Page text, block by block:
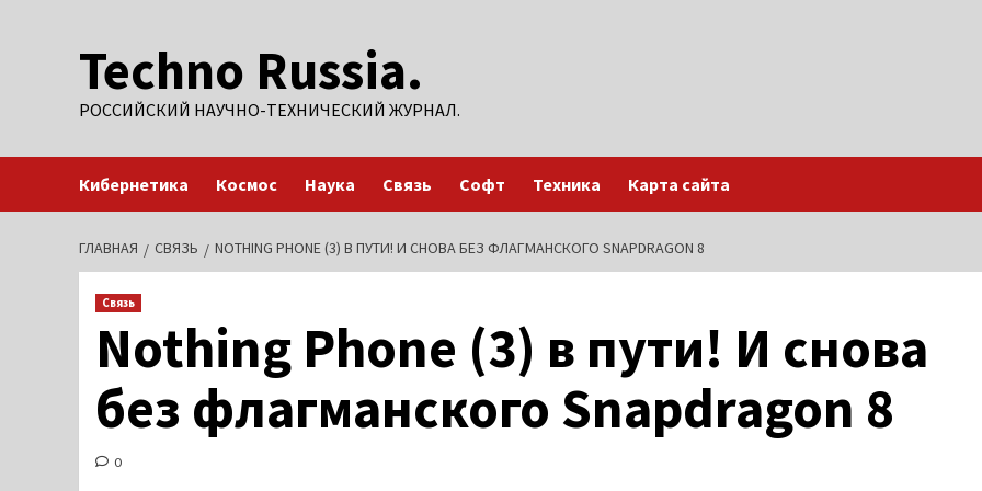
содержимомуTechno Russia.
РОССИЙСКИЙ НАУЧНО-ТЕХНИЧЕСКИЙ ЖУРНАЛ.
Кибернетика Космос Наука Связь Софт Техника Карта сайта
ГЛАВНАЯ СВЯЗЬ NOTHING PHONE (3) В ПУТИ! И СНОВА БЕЗ ФЛАГМАНСКОГО SNAPDRAGON 8
Связь
Nothing Phone (3) в пути! И снова
без флагманского Snapdragon 8
0